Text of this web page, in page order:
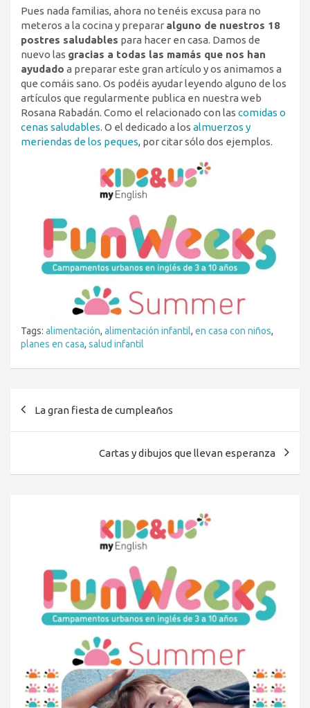
Pues nada familias, ahora no tenéis excusa para no
meteros a la cocina y preparar alguno de nuestros 18
postres saludables para hacer en casa. Damos de
nuevo las gracias a todas las mamás que nos han
ayudado a preparar este gran artículo y os animamos a
que comáis sano. Os podéis ayudar leyendo alguno de los
artículos que regularmente publica en nuestra web
Rosana Rabadán. Como el relacionado con las comidas o
cenas saludables. O el dedicado a los almuerzos y
meriendas de los peques, por citar sólo dos ejemplos.
Tags: alimentación, alimentación infantil, en casa con niños,
planes en casa, salud infantil
La gran fiesta de cumpleaños
Cartas y dibujos que llevan esperanza